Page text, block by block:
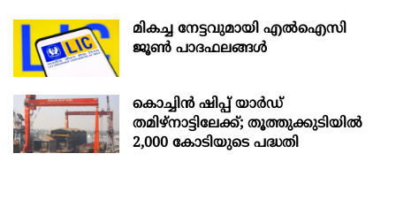
മികച്ച നേട്ടവുമായി എൽഐസി
ജൂൺ പാദഫലങ്ങൾ
കൊച്ചിന്‍ ഷിപ്പ് യാർഡ്
തമിഴ്നാട്ടിലേക്ക്; തൂത്തുക്കുടിയിൽ
2,000 കോടിയുടെ പദ്ധതി